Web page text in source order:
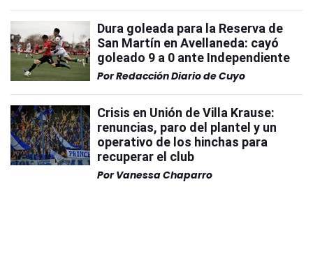
Dura goleada para la Reserva de
San Martín en Avellaneda: cayó
goleado 9 a 0 ante Independiente
PorRedacción Diario de Cuyo
Crisis en Unión de Villa Krause:
renuncias, paro del plantel y un
operativo de los hinchas para
recuperar el club
Por Vanessa Chaparro